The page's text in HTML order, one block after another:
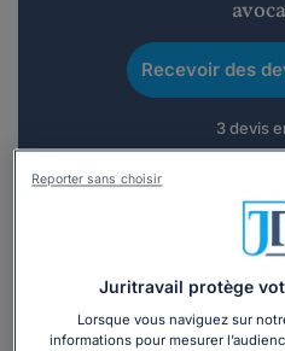
Recevoir des
3 devis
Vous souhaitez
Juritravail protège
Lorsque vous naviguez sur
informations pour mesurer
Reporter sans choisir